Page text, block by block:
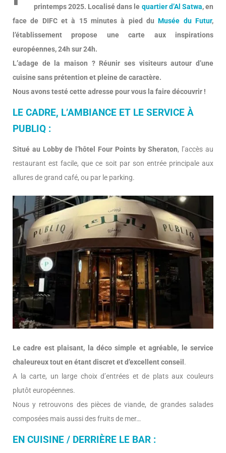
printemps 2025. Localisé dans le quartier d’Al Satwa, en
face de DIFC et à 15 minutes à pied duMusée du Futur,
l’établissement propose une carte aux inspirations
européennes, 24h sur 24h.
L’adage de la maison ? Réunir ses visiteurs autour d’une
cuisine sans prétention et pleine de caractère.
Nous avons testé cette adresse pour vous la faire découvrir !
LE CADRE, L’AMBIANCE ET LE SERVICE À
PUBLIQ :
Situé au Lobby de l’hôtel Four Points by Sheraton, l’accès au
restaurant est facile, que ce soit par son entrée principale aux
allures de grand café, ou par le parking.
Le cadre est plaisant, la déco simple et agréable, le service
chaleureux tout en étant discret et d’excellent conseil.
A la carte, un large choix d’entrées et de plats aux couleurs
plutôt européennes.
Nous y retrouvons des pièces de viande, de grandes salades
composées mais aussi des fruits de mer…
EN CUISINE / DERRIÈRE LE BAR :